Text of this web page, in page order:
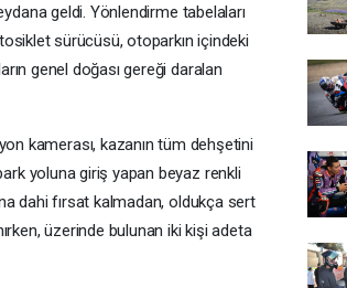
geldi. Yönlendirme tabelaları
sürücüsü, otoparkın içindeki
genel doğası gereği daralan
kamerası, kazanın tüm dehşetini
yoluna giriş yapan beyaz renkli
dahi fırsat kalmadan, oldukça sert
üzerinde bulunan iki kişi adeta